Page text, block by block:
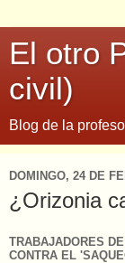
El otro
civil)
Blog de la
DOMINGO, 24 DE
¿Orizonia
TRABAJADORES
CONTRA EL